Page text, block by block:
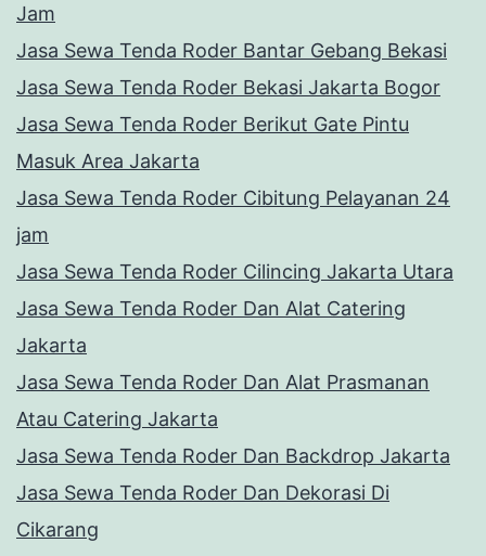
Jam
Jasa Sewa Tenda Roder Bantar Gebang Bekasi
Jasa Sewa Tenda Roder Bekasi Jakarta Bogor
Jasa Sewa Tenda Roder Berikut Gate Pintu
Masuk Area Jakarta
Jasa Sewa Tenda Roder Cibitung Pelayanan 24
jam
Jasa Sewa Tenda Roder Cilincing Jakarta Utara
Jasa Sewa Tenda Roder Dan Alat Catering
Jakarta
Jasa Sewa Tenda Roder Dan Alat Prasmanan
Atau Catering Jakarta
Jasa Sewa Tenda Roder Dan Backdrop Jakarta
Jasa Sewa Tenda Roder Dan Dekorasi Di
Cikarang